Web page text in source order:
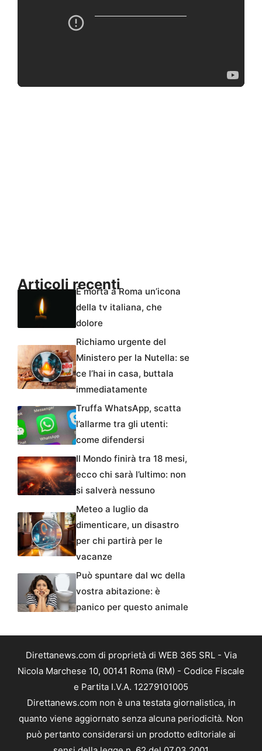
Articoli recentiÈ morta a Roma un’icona
della tv italiana, che
dolore
Richiamo urgente del
Ministero per la Nutella: se
ce l’hai in casa, buttala
immediatamente
Truffa WhatsApp, scatta
l’allarme tra gli utenti:
come difendersi
Il Mondo finirà tra 18 mesi,
ecco chi sarà l’ultimo: non
si salverà nessuno
Meteo a luglio da
dimenticare, un disastro
per chi partirà per le
vacanze
Può spuntare dal wc della
vostra abitazione: è
panico per questo animale
Direttanews.com di proprietà di WEB 365 SRL - Via
Nicola Marchese 10, 00141 Roma (RM) - Codice Fiscale
e Partita I.V.A. 12279101005
Direttanews.com non è una testata giornalistica, in
quanto viene aggiornato senza alcuna periodicità. Non
può pertanto considerarsi un prodotto editoriale ai